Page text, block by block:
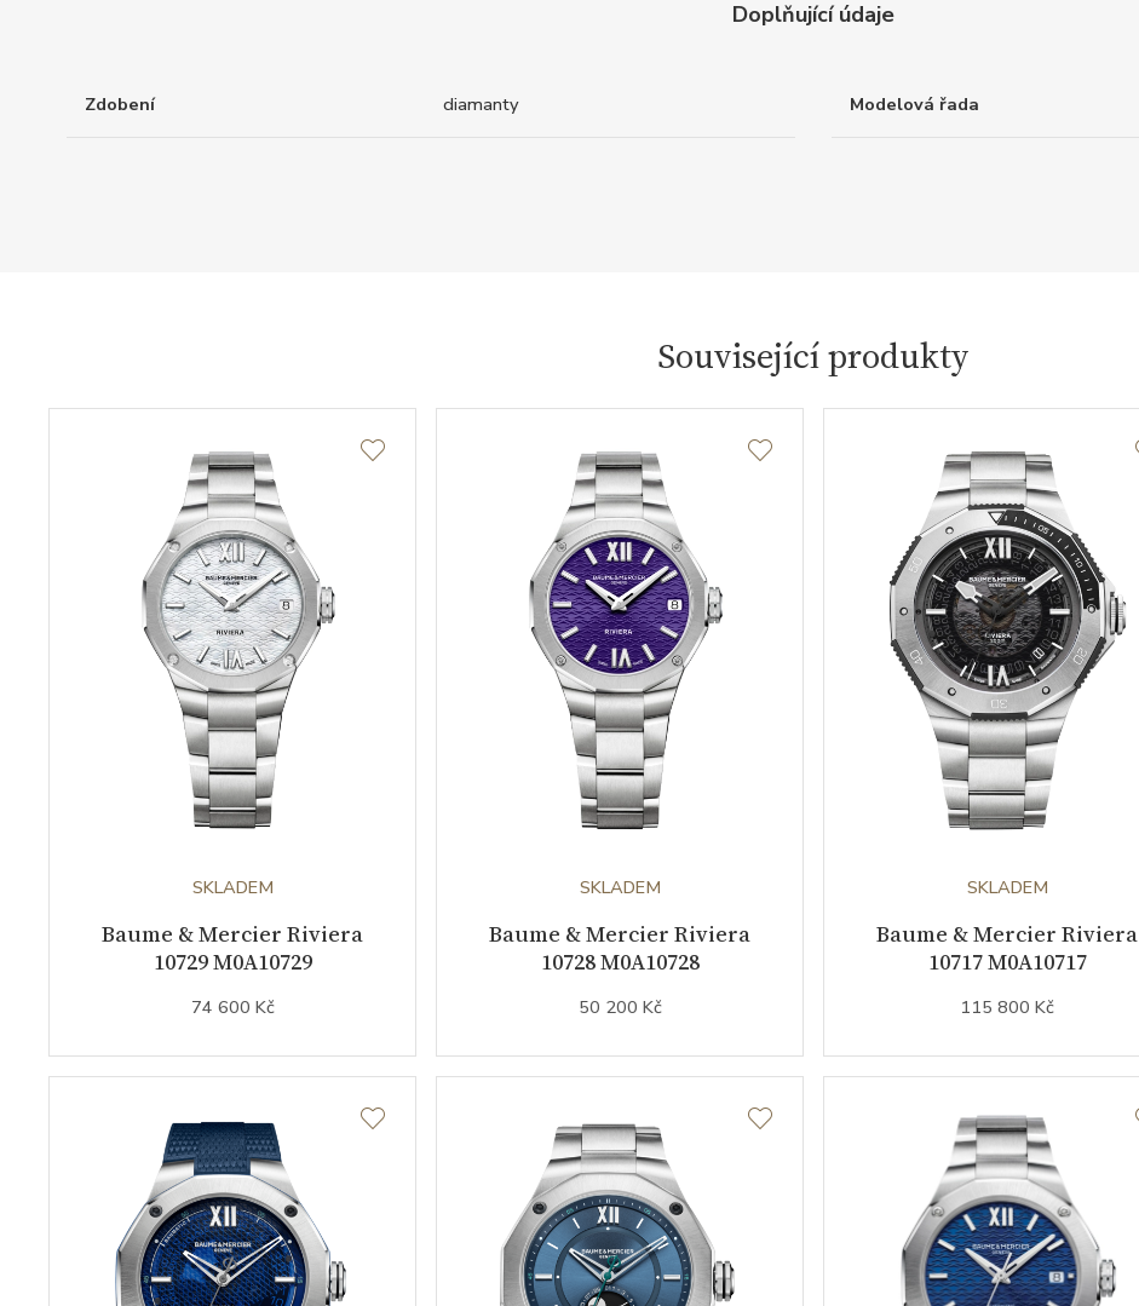
Doplňující údaje
Zdobení diamanty Modelová řada
Související produkty
SKLADEM
Baume & Mercier Riviera
10729 M0A10729
74 600 Kč
SKLADEM
Baume & Mercier Riviera
10728 M0A10728
50 200 Kč
SKLADEM
Baume & Mercier Riviera
10717 M0A10717
115 800 Kč